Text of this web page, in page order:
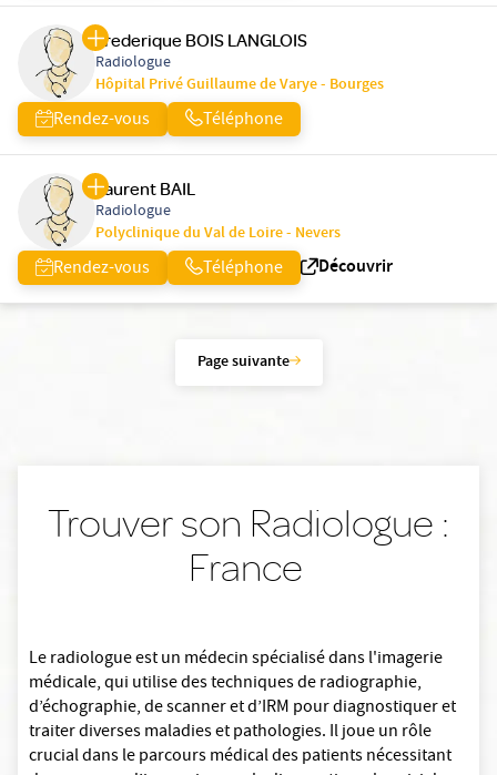
Frederique BOIS LANGLOIS
Radiologue
Hôpital Privé Guillaume de Varye - Bourges
Rendez-vous Téléphone
Laurent BAIL
Radiologue
Polyclinique du Val de Loire - Nevers
Rendez-vous Téléphone Découvrir
Page suivante
Trouver son Radiologue :
France
Le radiologue est un médecin spécialisé dans l'imagerie
médicale, qui utilise des techniques de radiographie,
d’échographie, de scanner et d’IRM pour diagnostiquer et
traiter diverses maladies et pathologies. Il joue un rôle
crucial dans le parcours médical des patients nécessitant